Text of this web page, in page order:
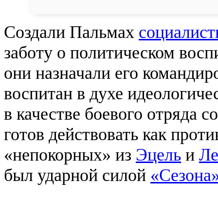
Создали Пальмах
заботу о политическом
они назначали его
воспитан в духе
в качестве боевого отряда
готов действовать как
«непокорных» из Эцель и
был ударной силой